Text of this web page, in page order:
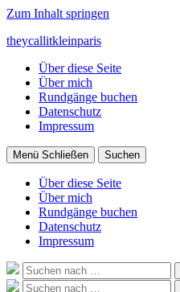
Zum Inhalt springen
theycallitkleinparis
Über diese Seite
Über mich
Rundgänge buchen
Datenschutz
Impressum
Menü Schließen Suchen
Über diese Seite
Über mich
Rundgänge buchen
Datenschutz
Impressum
Suche
nach:
Suche